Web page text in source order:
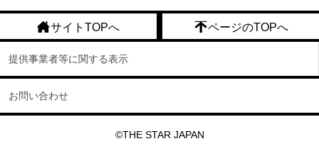
サイトTOPへ ページのTOPへ
提供事業者等に関する表示
お問い合わせ
©THE STAR JAPAN